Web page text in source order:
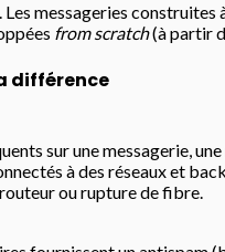
messageries construites
from scratch(à partir
différence
sur une messagerie,
à des réseaux et
ou rupture de fibre.